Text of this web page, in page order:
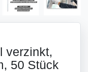
verzinkt,
50 Stück